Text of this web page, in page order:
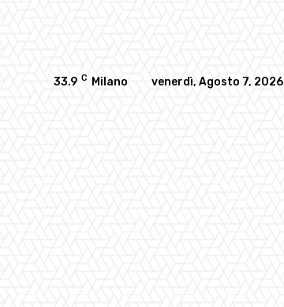
33.9 C Milano venerdì, Agosto 7, 2026